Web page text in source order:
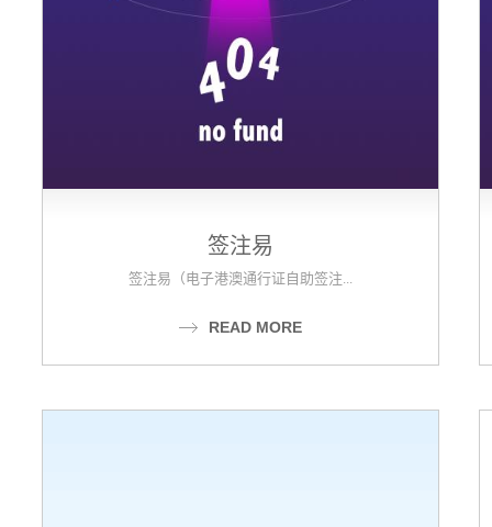
签注易
签注易（电子港澳通行证自助签注...
READ MORE